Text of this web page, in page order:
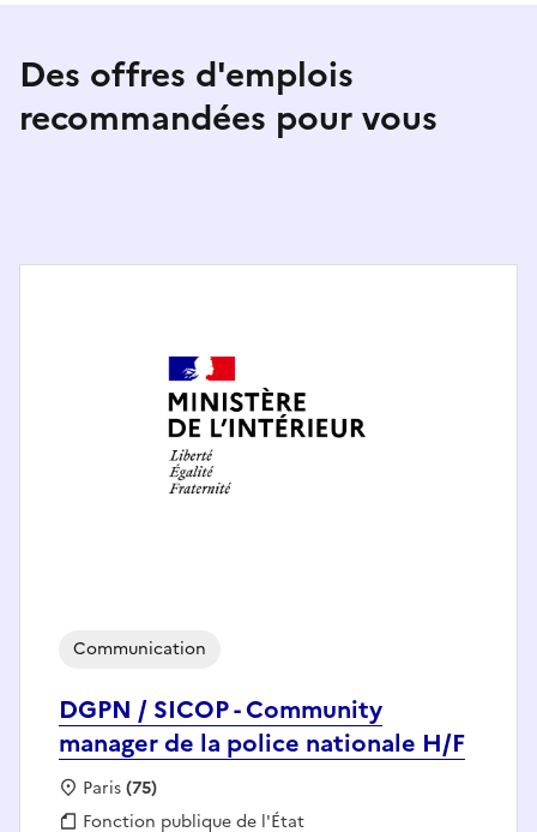
Des offres d'emplois
recommandées pour vous
DGPN / SICOP - Community
manager de la police nationale H/F
Communication
Localisation :
Paris(75)
Fonction publique :
Fonction publique de l'État